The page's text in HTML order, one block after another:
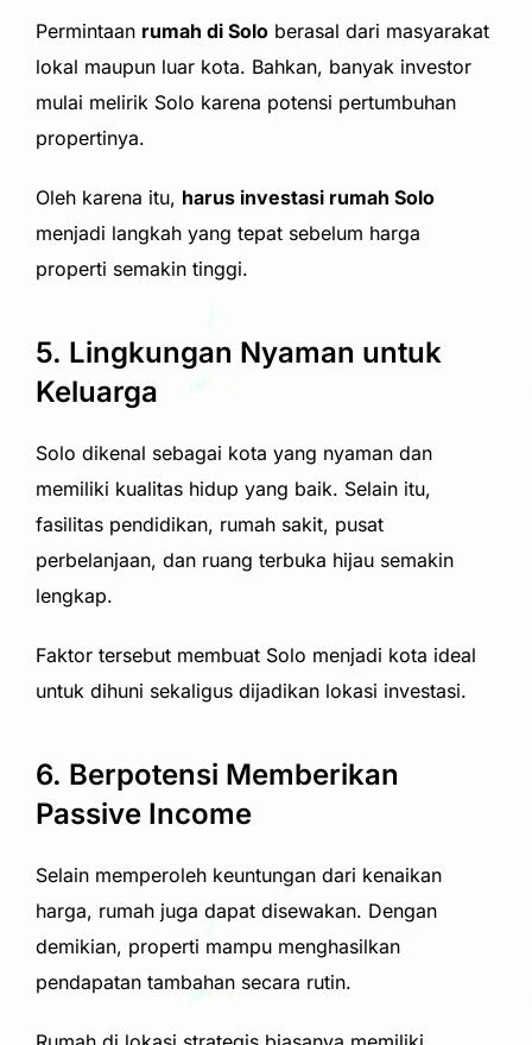
Permintaan rumah di Solo berasal dari masyarakat
lokal maupun luar kota. Bahkan, banyak investor
mulai melirik Solo karena potensi pertumbuhan
propertinya.
Oleh karena itu, harus investasi rumah Solo
menjadi langkah yang tepat sebelum harga
properti semakin tinggi.
5. Lingkungan Nyaman untuk
Keluarga
Solo dikenal sebagai kota yang nyaman dan
memiliki kualitas hidup yang baik. Selain itu,
fasilitas pendidikan, rumah sakit, pusat
perbelanjaan, dan ruang terbuka hijau semakin
lengkap.
Faktor tersebut membuat Solo menjadi kota ideal
untuk dihuni sekaligus dijadikan lokasi investasi.
6. Berpotensi Memberikan
Passive Income
Selain memperoleh keuntungan dari kenaikan
harga, rumah juga dapat disewakan. Dengan
demikian, properti mampu menghasilkan
pendapatan tambahan secara rutin.